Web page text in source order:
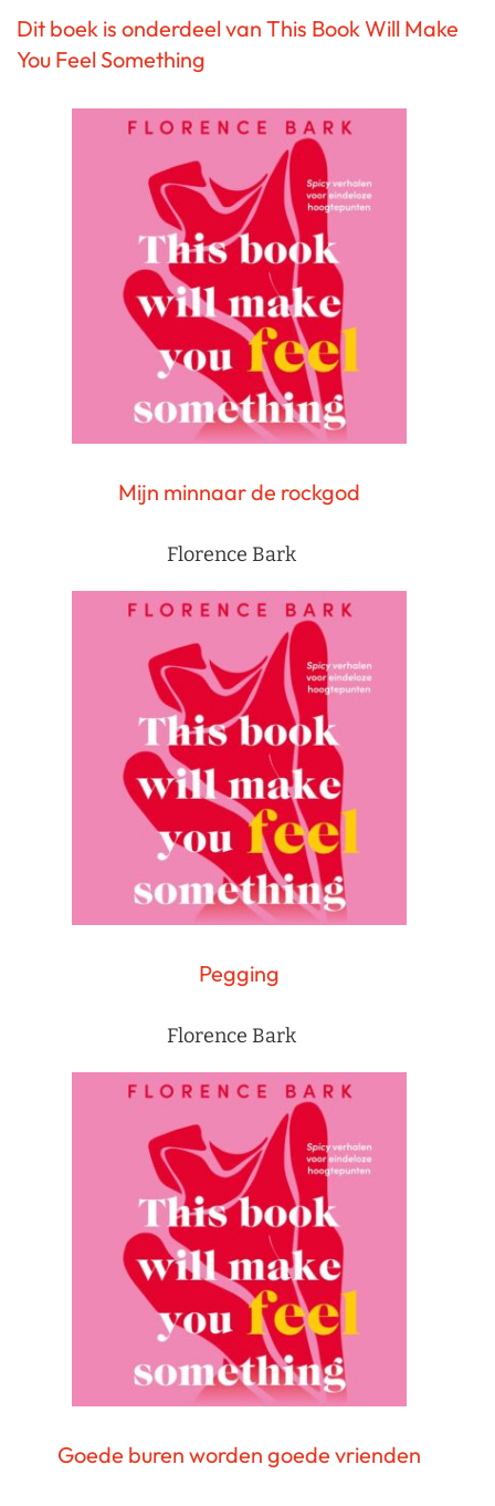
Dit boek is onderdeel van This Book Will Make
You Feel Something
Mijn minnaar de rockgod
Florence Bark
Pegging
Florence Bark
Goede buren worden goede vrienden